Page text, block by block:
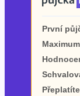
ne
Po
ano
První
Maximum
Přeplatíte